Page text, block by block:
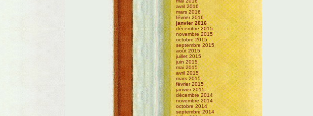
avril 2016
mars 2016
février 2016
janvier 2016
décembre 2015
novembre 2015
octobre 2015
septembre 2015
août 2015
juillet 2015
juin 2015
mai 2015
avril 2015
mars 2015
février 2015
janvier 2015
décembre 2014
novembre 2014
octobre 2014
septembre 2014